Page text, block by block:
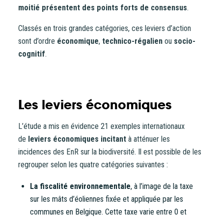
moitié présentent des points forts de consensus.
Classés en trois grandes catégories, ces leviers d’action
sont d’ordre économique, technico-régalienou socio-
cognitif.
Les leviers économiques
L’étude a mis en évidence 21 exemples internationaux
de leviers économiques incitantà atténuer les
incidences des EnR sur la biodiversité. Il est possible de les
regrouper selon les quatre catégories suivantes :
La fiscalité environnementale, à l’image de la taxe
sur les mâts d’éoliennes fixée et appliquée par les
communes en Belgique. Cette taxe varie entre 0 et
Vous entrez sur notre plateforme de souscription
CoopHub
Coophub est la plateforme sécurisée de souscription
développée par Énergie Partagée. Elle vous permet
d’acheter vos actions Énergie Partagée et d’accéder à
votre espace personnel d’actionnaire.